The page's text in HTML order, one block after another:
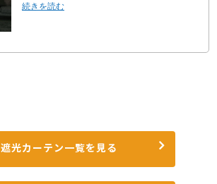
遮光カーテン一覧を見る